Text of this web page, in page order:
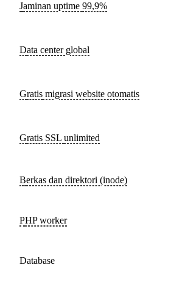
Jaminan uptime 99,9%
Data center global
Gratis migrasi website otomatis
Gratis SSL unlimited
Berkas dan direktori (inode)
PHP worker
database